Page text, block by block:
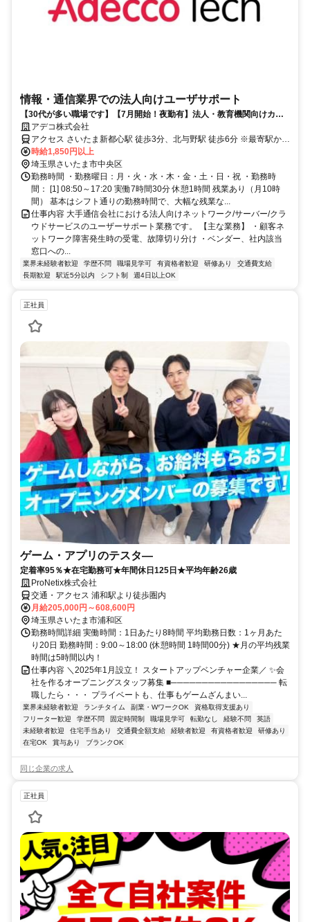
情報・通信業界での法人向けユーザサポート
【30代が多い職場です】【7月開始！夜勤有】法人・教育機関向けカス
タマーサポート
アデコ株式会社
アクセス さいたま新都心駅 徒歩3分、北与野駅 徒歩6分 ※最寄駅から
徒歩5分圏内です。
時給1,850円以上
埼玉県さいたま市中央区
勤務時間 ・勤務曜日：月・火・水・木・金・土・日・祝 ・勤務時
間： [1] 08:50～17:20 実働7時間30分 休憩1時間 残業あり（月10時
間） 基本はシフト通りの勤務時間で、大幅な残業な...
仕事内容 大手通信会社における法人向けネットワーク/サーバー/クラ
ウドサービスのユーザーサポート業務です。 【主な業務】 ・顧客ネ
ットワーク障害発生時の受電、故障切り分け ・ベンダー、社内該当
窓口への...
業界未経験者歓迎 学歴不問 職場見学可 有資格者歓迎 研修あり
交通費支給
長期歓迎
駅近5分以内 シフト制 週4日以上OK
正社員
ゲーム・アプリのテスタ―
定着率95％★在宅勤務可★年間休日125日★平均年齢26歳
ProNetix株式会社
交通・アクセス 浦和駅より徒歩圏内
月給205,000円～608,600円
埼玉県さいたま市浦和区
勤務時間詳細 実働時間：1日あたり8時間 平均勤務日数：1ヶ月あた
り20日 勤務時間：9:00～18:00 (休憩時間 1時間00分) ★月の平均残業
時間は5時間以内！
仕事内容 ＼2025年1月設立！ スタートアップベンチャー企業／ ✨会
社を作るオープニングスタッフ募集 ■───────────────── 転
職したら・・・ プライベートも、仕事もゲームざんまい...
業界未経験者歓迎 ランチタイム 副業・WワークOK
資格取得支援あり
フリーター歓迎
学歴不問 固定時間制 職場見学可 転勤なし 経験不問
英語
未経験者歓迎
住宅手当あり 交通費全額支給 経験者歓迎 有資格者歓迎
研修あり
在宅OK
賞与あり ブランクOK
同じ企業の求人
正社員